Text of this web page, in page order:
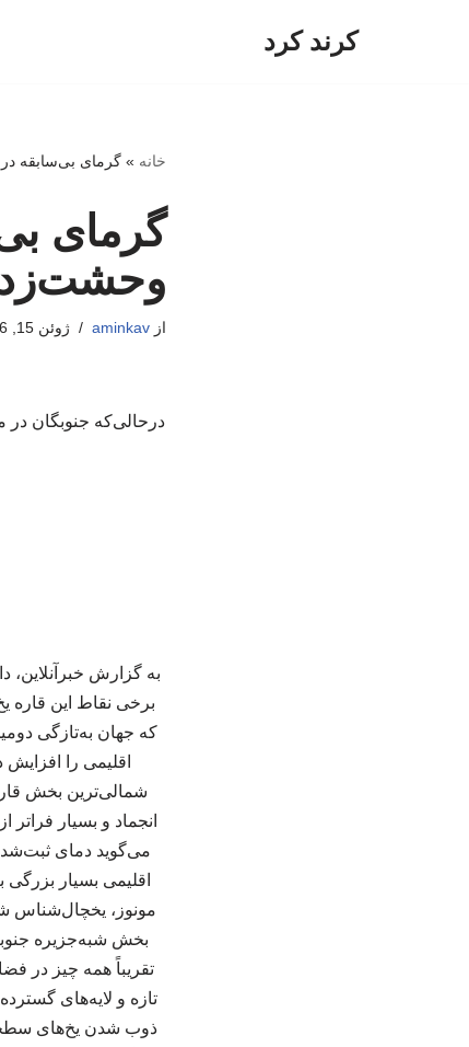
کرند کرد
خانه »گرمای بی‌سابقه
گرمای
ازaminkav ژوئن 15, 2026
درحالی‌که جنوبگان
به گزارش خبرآنلاین،
که جهان به‌تازگی
انجماد و بسیار
اقلیمی بسیار
مونوز، یخچال‌شناس
بخش شبه‌جزیره
تازه و لایه‌های
ذوب شدن یخ‌های